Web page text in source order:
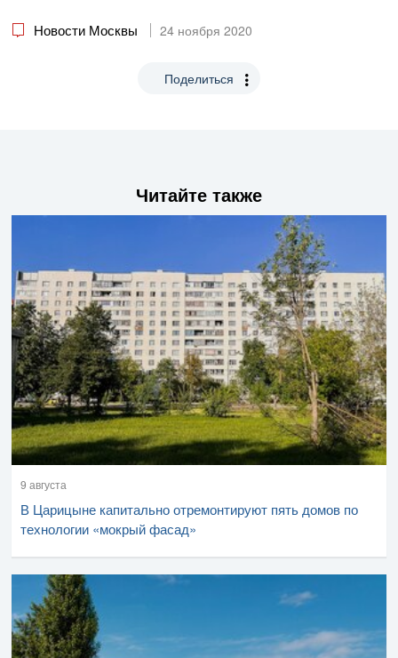
Новости Москвы 24 ноября 2020
Поделиться
Читайте также
9 августа
В Царицыне капитально отремонтируют пять домов по
технологии «мокрый фасад»